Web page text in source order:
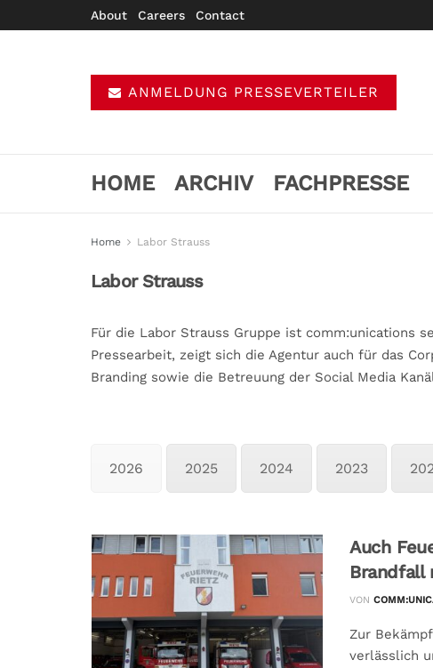
About Careers Contact
ANMELDUNG PRESSEVERTEILER
HOME ARCHIV FACHPRESSE
Home Labor Strauss
Labor Strauss
Für die Labor Strauss Gruppe ist comm:unications
Pressearbeit, zeigt sich die Agentur auch für das
Branding sowie die Betreuung der Social Media
2026 2025 2024 2023
Auch
Brandfall
VON
Zur
verlässlich